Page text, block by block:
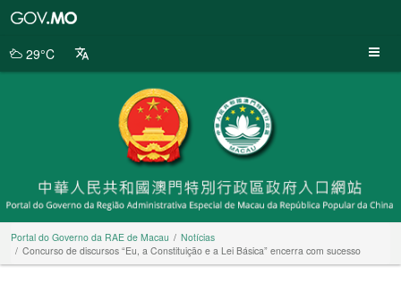
da
29°C
Portal do Governo da RAE de Macau
Notícias
Concurso de discursos “Eu, a Constituição e a Lei Básica” encerra com sucesso